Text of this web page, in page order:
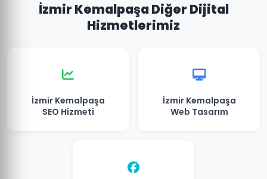
İzmir Kemalpaşa Diğer Dijital
Hizmetlerimiz
İzmir Kemalpaşa
SEO Hizmeti
İzmir Kemalpaşa
Web Tasarım